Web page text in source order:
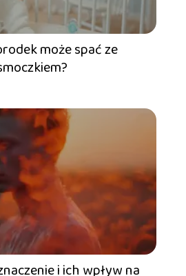
może spać ze
i ich wpływ na